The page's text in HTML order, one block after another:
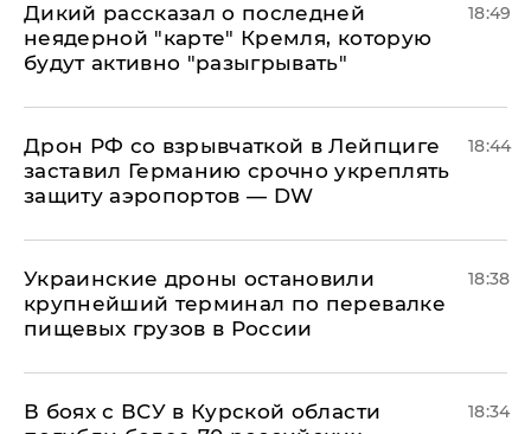
Дикий рассказал о последней
неядерной "карте" Кремля, которую
будут активно "разыгрывать"
18:49
​Дрон РФ со взрывчаткой в Лейпциге
заставил Германию срочно укреплять
защиту аэропортов — DW
18:44
Украинские дроны остановили
крупнейший терминал по перевалке
пищевых грузов в России
18:38
В боях с ВСУ в Курской области
18:34